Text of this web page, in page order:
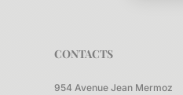
CONTACTS
954 Avenue Jean Mermoz